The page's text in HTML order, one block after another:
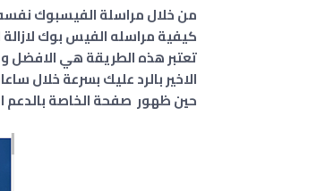
من خلال مراسلة الفيسبوك
كيفية مراسله الفيس بوك
تعتبر هذه الطريقة هي الافضل
الاخير بالرد عليك بسرعة خلال
حين ظهور صفحة الخاصة بالدعم